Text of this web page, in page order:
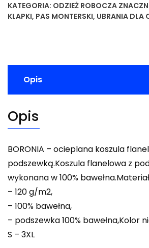
KATEGORIA: ODZIEŻ ROBOCZA
KLAPKI, PAS MONTERSKI, UBRANIA DLA
Opis
Opis
BORONIA – ocieplana koszula
podszewką.Koszula flanelowa z
wykonana w 100%
– 120 g/m2,
– 100% bawełna,
– podszewka 100% bawełna,Kolor
S – 3XL